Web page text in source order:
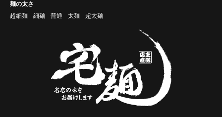
麺の太さ
超細麺
細麺 普通 太麺 超太麺